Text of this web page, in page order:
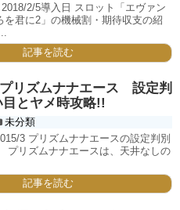
2/5導入日 スロット「エヴァン
を君に2」の機械割・期待収支の紹
記事を読む
リズムナナエース 設定判
目とヤメ時攻略!!
未分類
3 プリズムナナエースの設定判別
プリズムナナエースは、天井なしの
記事を読む